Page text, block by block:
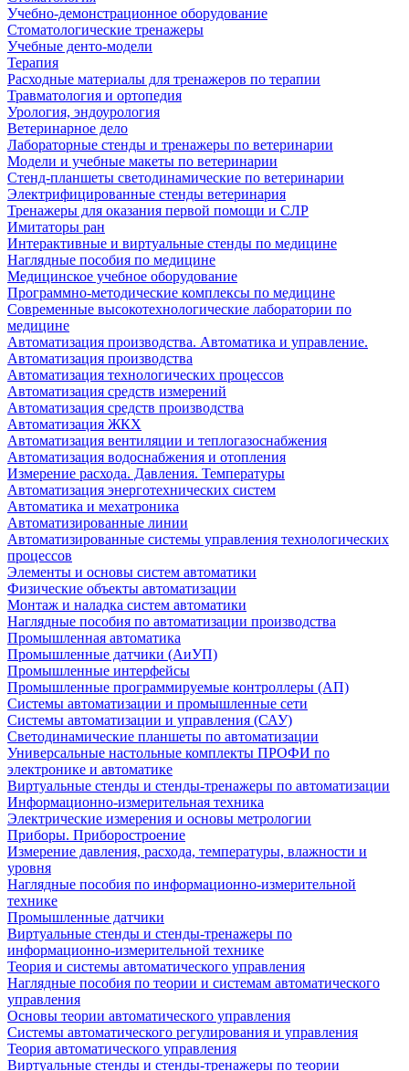
Учебно-демонстрационное оборудование
Стоматологические тренажеры
Учебные денто-модели
Терапия
Расходные материалы для тренажеров по терапии
Травматология и ортопедия
Урология, эндоурология
Ветеринарное дело
Лабораторные стенды и тренажеры по ветеринарии
Модели и учебные макеты по ветеринарии
Стенд-планшеты светодинамические по ветеринарии
Электрифицированные стенды ветеринария
Тренажеры для оказания первой помощи и СЛР
Имитаторы ран
Интерактивные и виртуальные стенды по медицине
Наглядные пособия по медицине
Медицинское учебное оборудование
Программно-методические комплексы по медицине
Современные высокотехнологические лаборатории по
медицине
Автоматизация производства. Автоматика и управление.
Автоматизация производства
Автоматизация технологических процессов
Автоматизация средств измерений
Автоматизация средств производства
Автоматизация ЖКХ
Автоматизация вентиляции и теплогазоснабжения
Автоматизация водоснабжения и отопления
Измерение расхода. Давления. Температуры
Автоматизация энерготехнических систем
Автоматика и мехатроника
Автоматизированные линии
Автоматизированные системы управления технологических
процессов
Элементы и основы систем автоматики
Физические объекты автоматизации
Монтаж и наладка систем автоматики
Наглядные пособия по автоматизации производства
Промышленная автоматика
Промышленные датчики (АиУП)
Промышленные интерфейсы
Промышленные программируемые контроллеры (АП)
Системы автоматизации и промышленные сети
Системы автоматизации и управления (САУ)
Светодинамические планшеты по автоматизации
Универсальные настольные комплекты ПРОФИ по
электронике и автоматике
Виртуальные стенды и стенды-тренажеры по автоматизации
Информационно-измерительная техника
Электрические измерения и основы метрологии
Приборы. Приборостроение
Измерение давления, расхода, температуры, влажности и
уровня
Наглядные пособия по информационно-измерительной
технике
Промышленные датчики
Виртуальные стенды и стенды-тренажеры по
информационно-измерительной технике
Теория и системы автоматического управления
Наглядные пособия по теории и системам автоматического
управления
Основы теории автоматического управления
Системы автоматического регулирования и управления
Теория автоматического управления
Виртуальные стенды и стенды-тренажеры по теории